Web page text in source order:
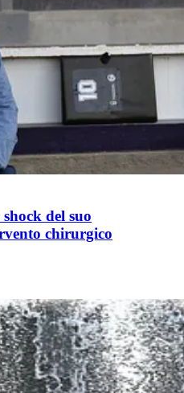
del suo
chirurgico